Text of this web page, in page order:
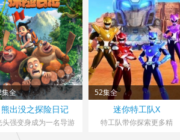
全
熊出没之探险日记
头强变身成为一名导游
52集全
迷你特工队X
特工队带你探索更多精